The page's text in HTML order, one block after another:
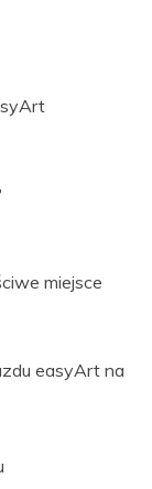
miejsce
easyArt na